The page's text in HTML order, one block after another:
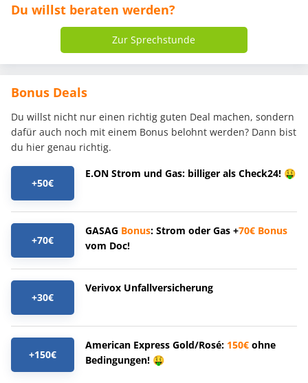
Du willst beraten werden?
Zur Sprechstunde
Bonus Deals
Du willst nicht nur einen richtig guten Deal machen, sondern
dafür auch noch mit einem Bonus belohnt werden? Dann bist
du hier genau richtig.
+50€
E.ON Strom und Gas: billiger als Check24! 🤑
+70€
GASAG Bonus: Strom oder Gas +70€ Bonus
vom Doc!
+30€
Verivox Unfallversicherung
+150€
American Express Gold/Rosé: 150€ ohne
Bedingungen! 🤑